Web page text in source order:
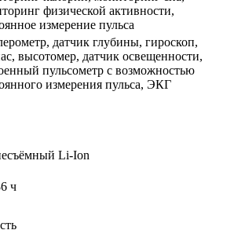
физической активности,
измерение пульса
датчик глубины, гироскоп,
высотомер, датчик освещенности,
пульсометр с возможностью
измерения пульса, ЭКГ
Li-Ion
ч